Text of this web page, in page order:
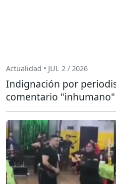
Actualidad • JUL 2 / 2026
Indignación por
comentario "inhumano"